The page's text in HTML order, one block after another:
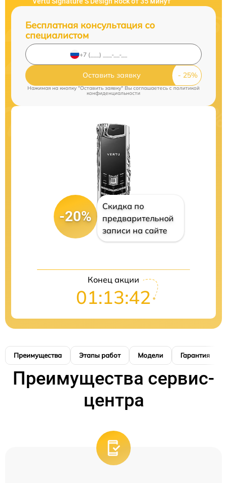
Бесплатная консультация со
специалистом
Оставить заявку
Нажимая на кнопку "Оставить заявку" Вы соглашаетесь cполитикой
конфиденциальности
-20%
Скидка по
предварительной
записи на сайте
Конец акции
01:13:41
Преимущества Этапы работ Модели Гарантия
Преимущества сервис-
центра